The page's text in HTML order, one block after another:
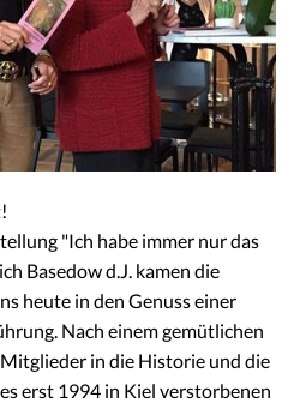
"Ich habe immer nur das
Basedow d.J. kamen die
heute in den Genuss einer
Nach einem gemütlichen
in die Historie und die
erst 1994 in Kiel verstorbenen